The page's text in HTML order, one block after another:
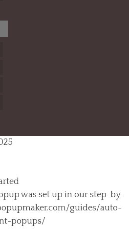
was set up in our step-by-
guides/auto-
popups/